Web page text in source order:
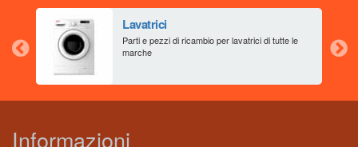
Lavatrici
Parti e pezzi di ricambio per lavatrici di tutte le
marche
Informazioni